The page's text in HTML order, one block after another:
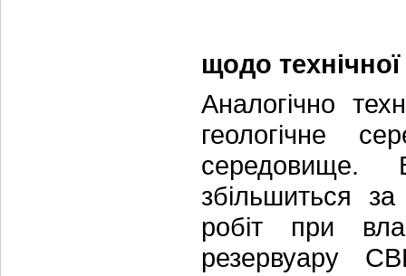
щодо
Аналогічно
геологічне
середовище.
збільшиться
робіт при
резервуару